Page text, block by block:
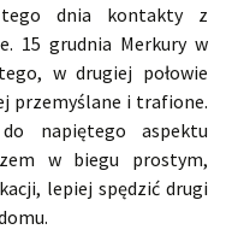
dnia kontakty z
15 grudnia Merkury w
w drugiej połowie
przemyślane i trafione.
napiętego aspektu
w biegu prostym,
lepiej spędzić drugi